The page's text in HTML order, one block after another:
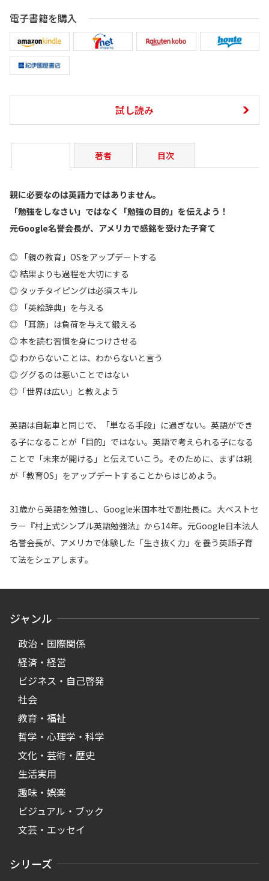
電子書籍を購入
試し読み
著者 目次
親に必要なのは英語力ではありません。
「勉強をしなさい」ではなく「勉強の目的」を伝えよう！
――元Google名誉会長が、アメリカで感銘を受けた子育て
◎ 「親の教育」OSをアップデートする
◎ 結果よりも過程を大切にする
◎ タッチタイピングは必須スキル
◎ 「英絵辞典」を与える
◎ 「耳筋」は負荷を与えて鍛える
◎ 本を読む習慣を身につけさせる
◎ わからないことは、わからないと言う
◎ ググるのは悪いことではない
◎「世界は広い」と教えよう
英語は自転車と同じで、「単なる手段」に過ぎない。英語ができ
る子になることが「目的」ではない。英語で考えられる子になる
ことで「未来が開ける」と伝えていこう。そのために、まずは親
が「教育OS」をアップデートすることからはじめよう。
31歳から英語を勉強し、Google米国本社で副社長に。大ベストセ
ラー『村上式シンプル英語勉強法』から14年。元Google日本法人
名誉会長が、アメリカで体験した「生き抜く力」を養う英語子育
て法をシェアします。
ジャンル
政治・国際関係
経済・経営
ビジネス・自己啓発
社会
教育・福祉
哲学・心理学・科学
文化・芸術・歴史
生活実用
趣味・娯楽
ビジュアル・ブック
文芸・エッセイ
シリーズ